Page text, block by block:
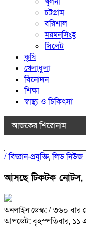
চট্টগ্রাম
বরিশাল
ময়মনসিংহ
সিলেট
কৃষি
খেলাধুলা
বিনোদন
শিক্ষা
স্বাস্থ্য ও চিকিৎসা
আজকের শিরোনাম
/বিজ্ঞান-প্রযুক্তি,লিড নিউজ
আসছে টিকটক নোটস,
অনলাইন ডেস্ক:/ ৩৬০ বার
আপডেট: বৃহস্পতিবার, ১১